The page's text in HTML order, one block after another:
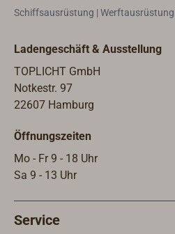
Schiffsausrüstung | Werftausrüstung
Ladengeschäft & Ausstellung
TOPLICHT GmbH
Notkestr. 97
22607 Hamburg
Öffnungszeiten
Mo - Fr 9 - 18 Uhr
Sa 9 - 13 Uhr
Service